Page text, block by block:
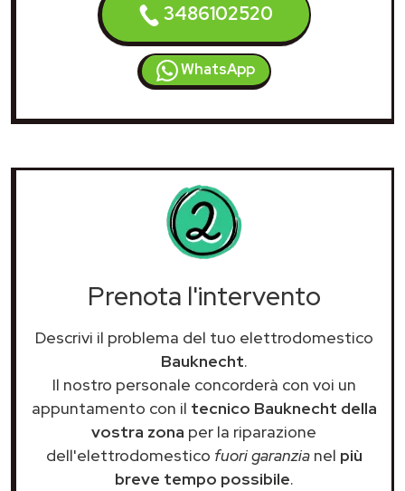
3486102520
WhatsApp
Prenota l'intervento
Descrivi il problema del tuo elettrodomestico
Bauknecht.
Il nostro personale concorderà con voi un
appuntamento con il tecnico Bauknecht della
vostra zona per la riparazione
dell'elettrodomestico fuori garanzianel più
breve tempo possibile.